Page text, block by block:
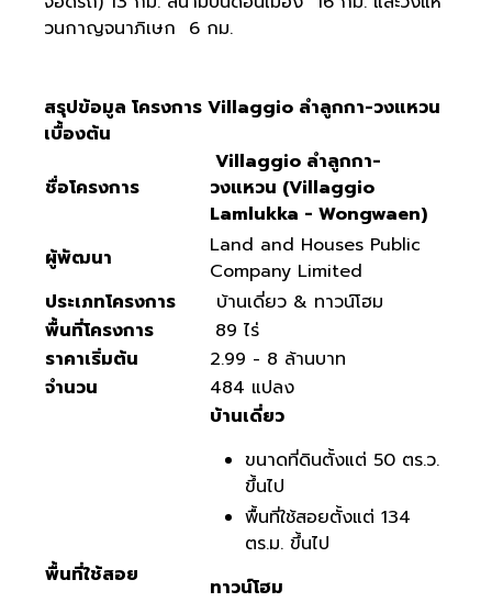
วนกาญจนาภิเษก 6 กม.
สรุปข้อมูล โครงการ Villaggio ลำลูกกา-วงแหวน
เบื้องต้น
ชื่อโครงการ
Villaggio ลำลูกกา-
วงแหวน (Villaggio
Lamlukka - Wongwaen)
ผู้พัฒนา
Land and Houses Public
Company Limited
ประเภทโครงการ
บ้านเดี่ยว & ทาวน์โฮม
พื้นที่โครงการ
89 ไร่
ราคาเริ่มต้น
2.99 - 8 ล้านบาท
จำนวน
484 แปลง
พื้นที่ใช้สอย
บ้านเดี่ยว
ขนาดที่ดินตั้งแต่ 50 ตร.ว.
ขึ้นไป
พื้นที่ใช้สอยตั้งแต่ 134
ตร.ม. ขึ้นไป
ทาวน์โฮม